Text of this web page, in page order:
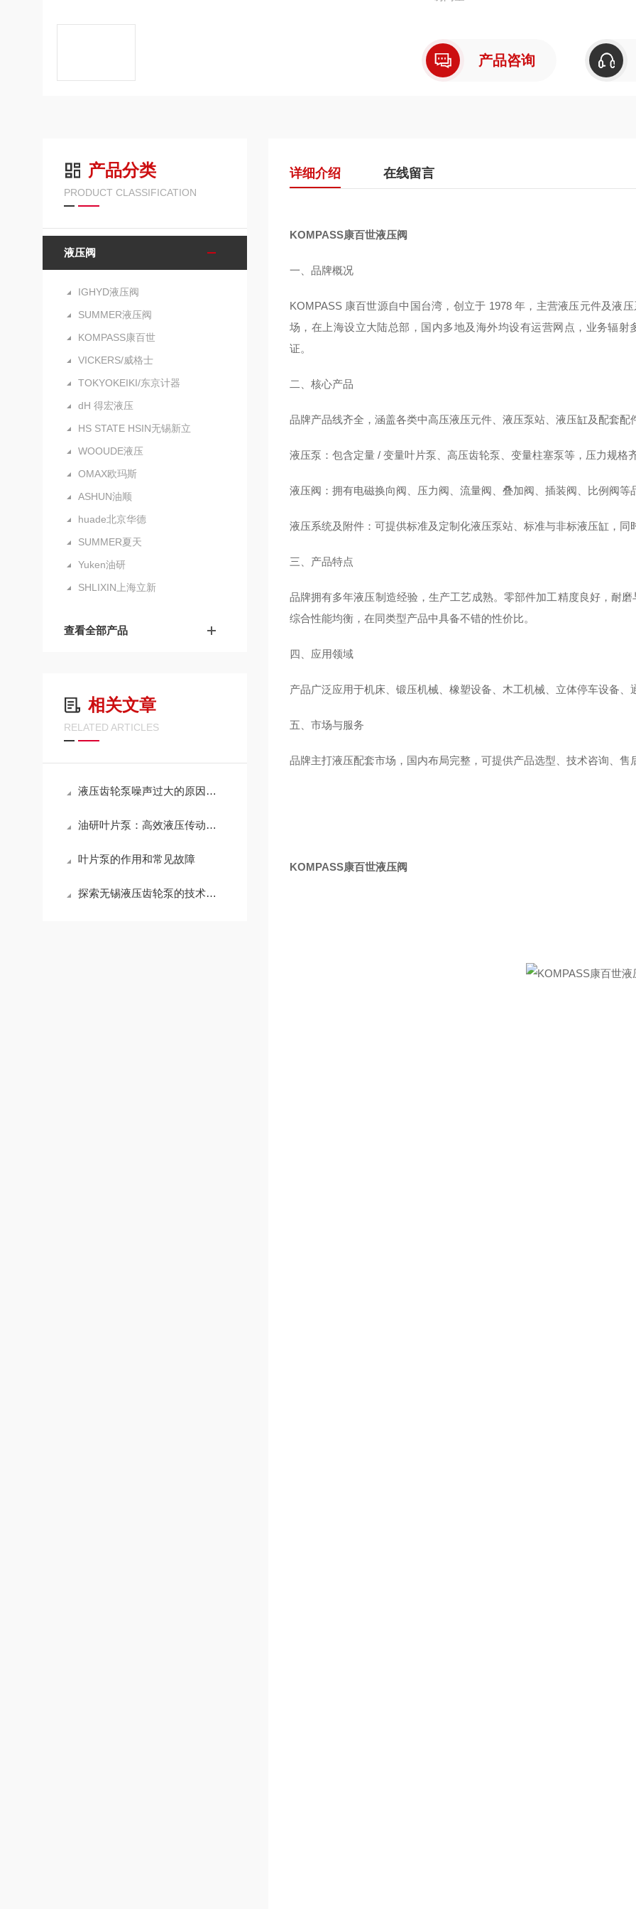
射多个国家与地区。企业已通过 ISO9001、
产品咨询
产品分类
PRODUCT CLASSIFICATION
液压阀
IGHYD液压阀
SUMMER液压阀
KOMPASS康百世
VICKERS/威格士
TOKYOKEIKI/东京计器
dH 得宏液压
HS STATE HSIN无锡新立
WOOUDE液压
OMAX欧玛斯
ASHUN油顺
huade北京华德
SUMMER夏天
Yuken油研
SHLIXIN上海立新
查看全部产品
相关文章
RELATED ARTICLES
液压齿轮泵噪声过大的原因有哪些？
油研叶片泵：高效液压传动的重要元件
叶片泵的作用和常见故障
探索无锡液压齿轮泵的技术优势：耐用、节能、高效，领行业新标准
详细介绍 在线留言
KOMPASS康百世液压阀
一、品牌概况
KOMPASS 康百世源自中国台湾，创立于 1978 年，主营液压元件及液
场，在上海设立大陆总部，国内多地及海外均设有运营网点，业务辐
证。
二、核心产品
品牌产品线齐全，涵盖各类中高压液压元件、液压泵站、液压缸及配套配
液压泵：包含定量 / 变量叶片泵、高压齿轮泵、变量柱塞泵等，压力规格
液压阀：拥有电磁换向阀、压力阀、流量阀、叠加阀、插装阀、比例阀等
液压系统及附件：可提供标准及定制化液压泵站、标准与非标液压缸，
三、产品特点
品牌拥有多年液压制造经验，生产工艺成熟。零部件加工精度良好，耐
综合性能均衡，在同类型产品中具备不错的性价比。
四、应用领域
产品广泛应用于机床、锻压机械、橡塑设备、木工机械、立体停车设备、
五、市场与服务
品牌主打液压配套市场，国内布局完整，可提供产品选型、技术咨询、售
KOMPASS康百世液压阀